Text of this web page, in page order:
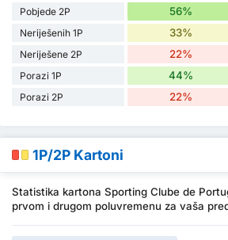
Pobjede 2P 56%
Neriješenih 1P 33%
Neriješene 2P 22%
Porazi 1P 44%
Porazi 2P 22%
1P/2P Kartoni
Statistika kartona Sporting Clube de
prvom i drugom poluvremenu za vaša